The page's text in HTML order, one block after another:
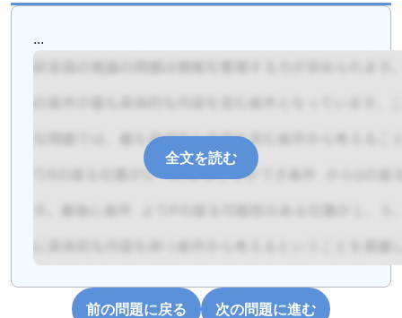
...
全文を読む
前の問題に戻る 次の問題に進む